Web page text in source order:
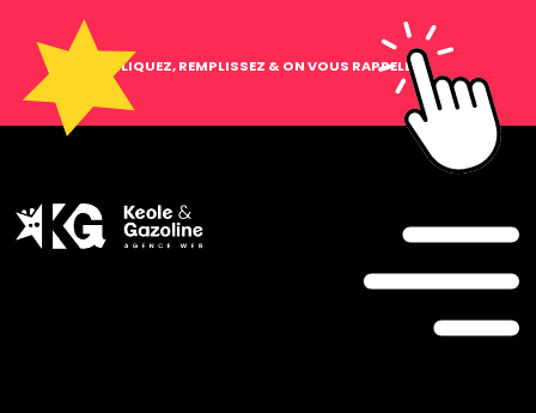
CLIQUEZ, REMPLISSEZ & ON VOUS RAPPELLE !